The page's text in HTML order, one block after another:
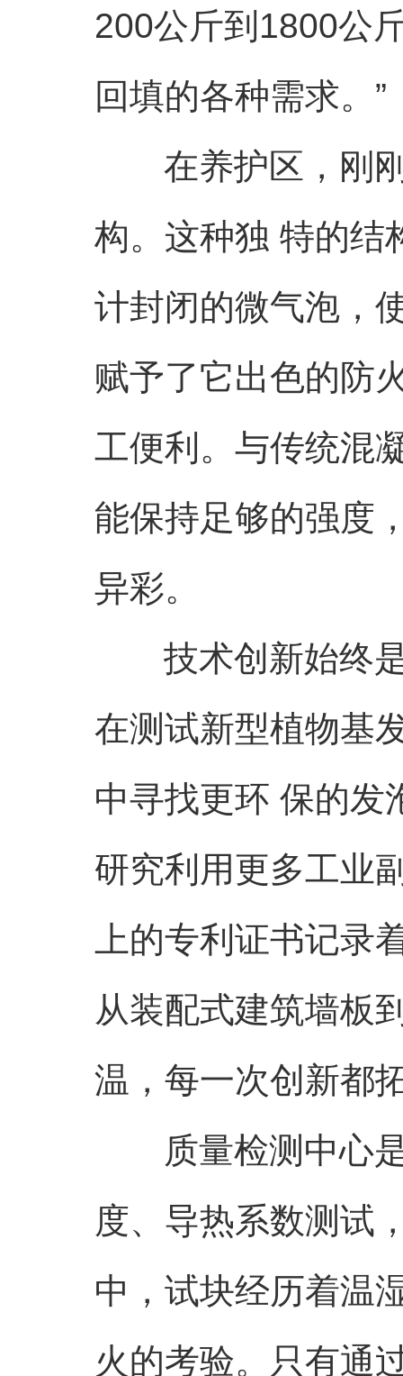
200公斤到1800公
回填的各种需求。”
在养护区，刚
构。这种独 特的结
计封闭的微气泡，
赋予了它出色的防
工便利。与传统混
能保持足够的强度
异彩。
技术创新始终
在测试新型植物基
中寻找更环 保的发
研究利用更多工业
上的专利证书记录
从装配式建筑墙板
温，每一次创新都
质量检测中心
度、导热系数测试
中，试块经历着温
火的考验。只有通